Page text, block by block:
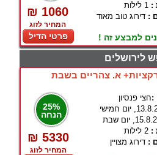
₪ 1060
המחיר לזוג
פרטי הדיל
: 1 לילות
: דירוג טוב מאוד
למבצע זה !
לירושלים
א. צהריים בשבת
25%
הנחה
₪ 5330
המחיר לזוג
:חצי פנסיון
: 2 לילות
: דירוג מצויין